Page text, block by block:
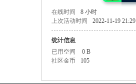
Sh
在线时间 8 小时
上次活动时间
2022-11-19 21:29
统计信息
已用空间
0 B
社区金币
105